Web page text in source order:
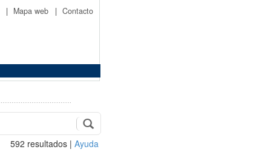
| Mapa web | Contacto
592 resultados | Ayuda